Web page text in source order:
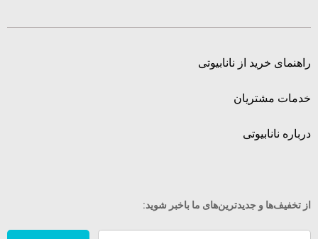
راهنمای خرید از نانابیوتی
خدمات مشتریان
درباره نانابیوتی
از تخفیف‌ها و جدیدترین‌های ما‌ باخبر شوید: